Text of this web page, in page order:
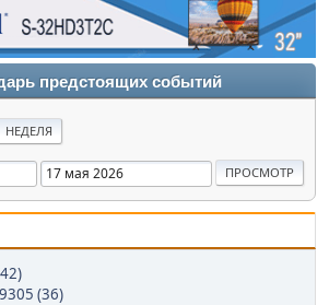
предстоящих событий
НЕДЕЛЯ
(36)